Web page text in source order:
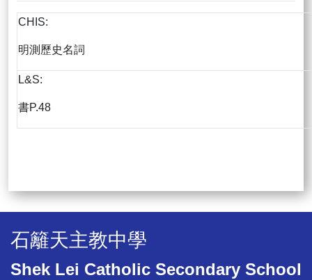
CHIS:
明測歷史名詞
L&S:
書P.48
石籬天主教中學
Shek Lei Catholic Secondary School